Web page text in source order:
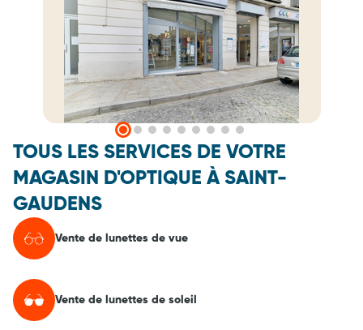
TOUS LES SERVICES DE VOTRE
MAGASIN D'OPTIQUE À SAINT-
GAUDENS
Vente de lunettes de vue
Vente de lunettes de soleil